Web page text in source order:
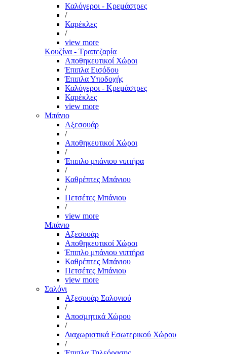
Καλόγεροι - Κρεμάστρες
/
Καρέκλες
/
view more
Κουζίνα - Τραπεζαρία
Αποθηκευτικοί Χώροι
Έπιπλα Εισόδου
Έπιπλα Υποδοχής
Καλόγεροι - Κρεμάστρες
Καρέκλες
view more
Μπάνιο
Αξεσουάρ
/
Αποθηκευτικοί Χώροι
/
Έπιπλο μπάνιου νιπτήρα
/
Καθρέπτες Μπάνιου
/
Πετσέτες Μπάνιου
/
view more
Μπάνιο
Αξεσουάρ
Αποθηκευτικοί Χώροι
Έπιπλο μπάνιου νιπτήρα
Καθρέπτες Μπάνιου
Πετσέτες Μπάνιου
view more
Σαλόνι
Αξεσουάρ Σαλονιού
/
Αποσμητικά Χώρου
/
Διαχωριστικά Εσωτερικού Χώρου
/